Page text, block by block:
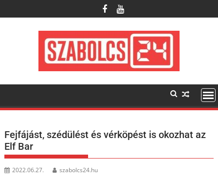
to
Fejfájást, szédülést és vérköpést is okozhat az
Elf Bar
2022.06.27. szabolcs24.hu